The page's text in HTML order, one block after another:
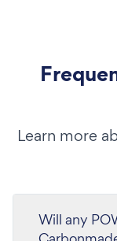
Learn more
Will any